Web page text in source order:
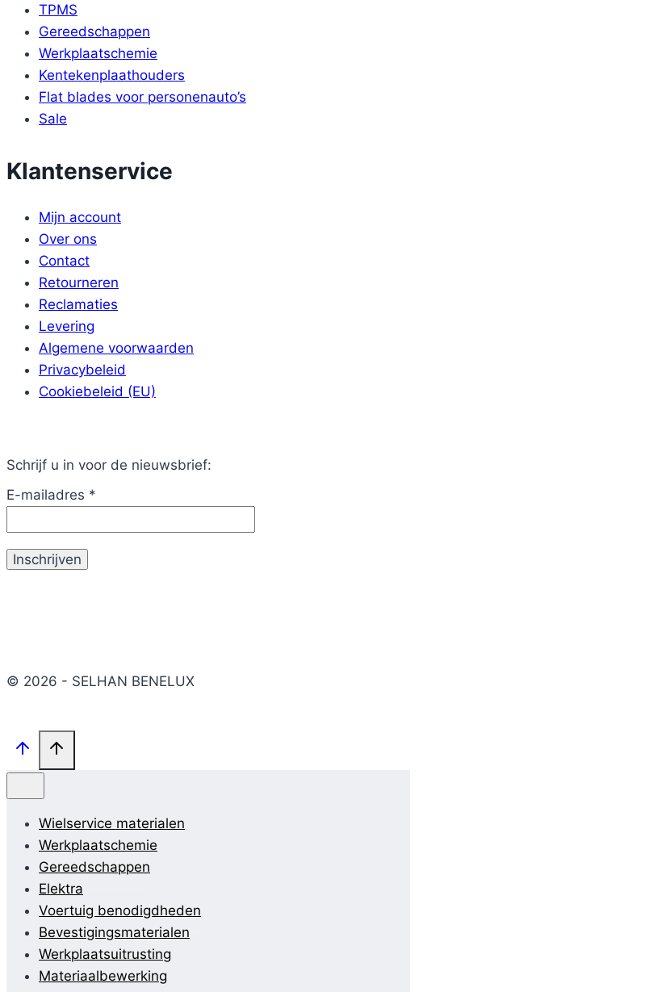
TPMS
Gereedschappen
Werkplaatschemie
Kentekenplaathouders
Flat blades voor personenauto’s
Sale
Klantenservice
Mijn account
Over ons
Contact
Retourneren
Reclamaties
Levering
Algemene voorwaarden
Privacybeleid
Cookiebeleid (EU)
Schrijf u in voor de nieuwsbrief:
E-mailadres *
© 2026 - SELHAN BENELUX
Wielservice materialen
Werkplaatschemie
Gereedschappen
Elektra
Voertuig benodigdheden
Bevestigingsmaterialen
Werkplaatsuitrusting
Materiaalbewerking